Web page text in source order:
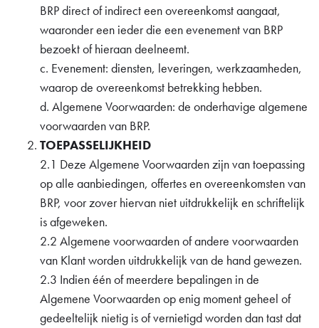
BRP direct of indirect een overeenkomst aangaat,
waaronder een ieder die een evenement van BRP
bezoekt of hieraan deelneemt.
c. Evenement: diensten, leveringen, werkzaamheden,
waarop de overeenkomst betrekking hebben.
d. Algemene Voorwaarden: de onderhavige algemene
voorwaarden van BRP.
TOEPASSELIJKHEID
2.1 Deze Algemene Voorwaarden zijn van toepassing
op alle aanbiedingen, offertes en overeenkomsten van
BRP, voor zover hiervan niet uitdrukkelijk en schriftelijk
is afgeweken.
2.2 Algemene voorwaarden of andere voorwaarden
van Klant worden uitdrukkelijk van de hand gewezen.
2.3 Indien één of meerdere bepalingen in de
Algemene Voorwaarden op enig moment geheel of
gedeeltelijk nietig is of vernietigd worden dan tast dat